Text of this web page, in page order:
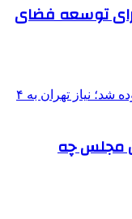
منطقه ۱۱ تهران برای توسعه فضای
مجلس چه